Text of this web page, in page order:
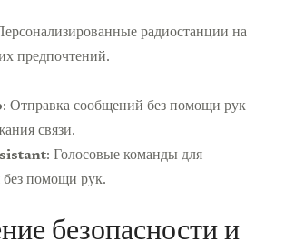
радиостанции на
предпочтений.
: Отправка сообщений без помощи рук
связи.
: Голосовые команды для
без помощи рук.
безопасности и